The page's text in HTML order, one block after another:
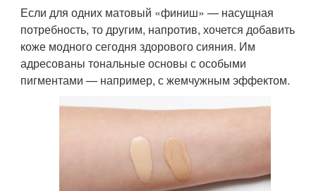
Если для одних матовый «финиш» — насущная
потребность, то другим, напротив, хочется добавить
коже модного сегодня здорового сияния. Им
адресованы тональные основы с особыми
пигментами — например, с жемчужным эффектом.